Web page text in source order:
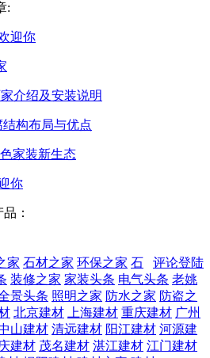
:
迎你
介绍及安装说明
构布局与优点
家装新生态
你
：
评论登陆
家 石材之家 环保之家 石
装修之家 家装头条 电气头条 老姚
景头条 照明之家 防水之家 防盗之
北京建材 上海建材 重庆建材 广州
山建材 清远建材 阳江建材 河源建
建材 茂名建材 湛江建材 江门建材